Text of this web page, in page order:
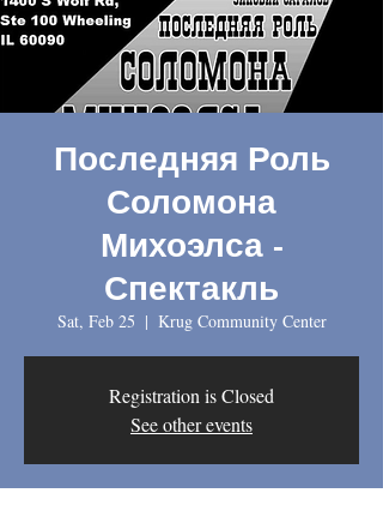
Последняя Роль
Соломона
Михоэлса -
Спектакль
Sat, Feb 25
  |
Krug Community Center
Registration is Closed
See other events